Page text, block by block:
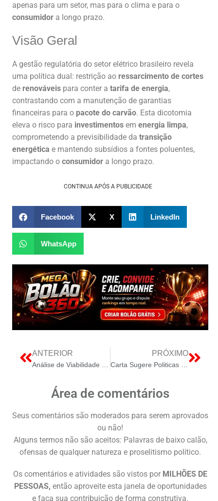
apenas para um setor, mas para o clima e para o
consumidor a longo prazo.
Visão Geral
A gestão regulatória do setor elétrico brasileiro revela
uma política dual: restrição ao ressarcimento de cortes
de renováveis para conter a tarifa de energia,
contrastando com a manutenção de garantias
financeiras para o pacote do carvão. Esta dicotomia
eleva o risco para investimentos em energia limpa,
comprometendo a previsibilidade da transição
energética e mantendo subsídios a fontes poluentes,
impactando o consumidor a longo prazo.
CONTINUA APÓS A PUBLICIDADE
Facebook X LinkedIn
WhatsApp
ANTERIOR PRÓXIMO
Área de comentários
Seus comentários são moderados para serem aprovados
ou não!
Alguns termos não são aceitos: Palavras de baixo calão,
ofensas de qualquer natureza e proselitismo político.
Os comentários e atividades são vistos por MILHÕES DE
PESSOAS, então aproveite esta janela de oportunidades
e faça sua contribuição de forma construtiva.